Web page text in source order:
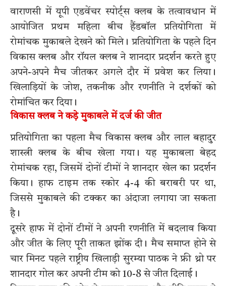
वाराणसी में यूपी एडवेंचर स्पोर्ट्स क्लब के तत्वावधान में
आयोजित प्रथम महिला बीच हैंडबॉल प्रतियोगिता में
रोमांचक मुकाबले देखने को मिले। प्रतियोगिता के पहले दिन
विकास क्लब और रॉयल क्लब ने शानदार प्रदर्शन करते हुए
अपने-अपने मैच जीतकर अगले दौर में प्रवेश कर लिया।
खिलाड़ियों के जोश, तकनीक और रणनीति ने दर्शकों को
रोमांचित कर दिया।
विकास क्लब ने कड़े मुकाबले में दर्ज की जीत
प्रतियोगिता का पहला मैच विकास क्लब और लाल बहादुर
शास्त्री क्लब के बीच खेला गया। यह मुकाबला बेहद
रोमांचक रहा, जिसमें दोनों टीमों ने शानदार खेल का प्रदर्शन
किया। हाफ टाइम तक स्कोर 4-4 की बराबरी पर था,
जिससे मुकाबले की टक्कर का अंदाजा लगाया जा सकता
है।
दूसरे हाफ में दोनों टीमों ने अपनी रणनीति में बदलाव किया
और जीत के लिए पूरी ताकत झोंक दी। मैच समाप्त होने से
चार मिनट पहले राष्ट्रीय खिलाड़ी सुरम्या पाठक ने फ्री थ्रो पर
शानदार गोल कर अपनी टीम को 10-8 से जीत दिलाई।